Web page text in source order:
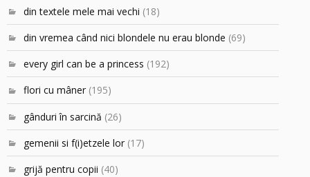
din textele mele mai vechi (18)
din vremea când nici blondele nu erau blonde (69)
every girl can be a princess (192)
flori cu mâner (195)
gânduri în sarcină (26)
gemenii si f(i)etzele lor (17)
grijă pentru copii (40)